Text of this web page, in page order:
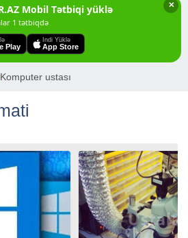
✕
Mobil Tətbiqi yüklə
1 tətbiqdə
Play
Indi Yüklə
App Store
Komputer ustası